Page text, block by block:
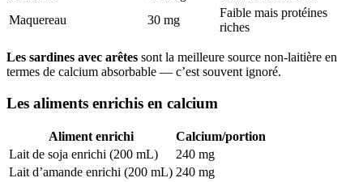
Maquereau
30 mg
Faible mais protéines
riches
Les sardines avec arêtes sont la meilleure source non-laitière en
termes de calcium absorbable — c’est souvent ignoré.
Les aliments enrichis en calcium
Aliment enrichi
Calcium/portion
Lait de soja enrichi (200 mL)
240 mg
Lait d’amande enrichi (200 mL) 240 mg